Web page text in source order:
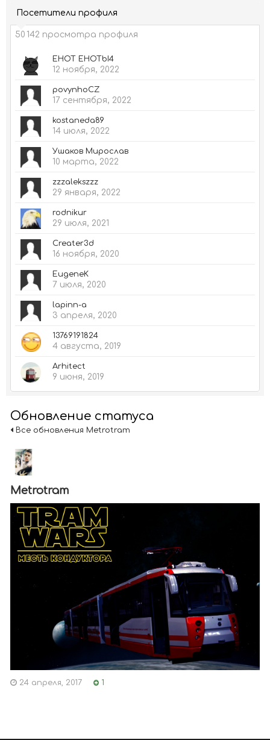
Посетители профиля
50 142 просмотра профиля
EHOT EHOTbI4
12 ноября, 2022
povynhoCZ
17 сентября, 2022
kostaneda89
14 июля, 2022
Ушаков Мирослав
10 марта, 2022
zzzalekszzz
29 января, 2022
rodnikur
29 июля, 2021
Creater3d
16 ноября, 2020
EugeneK
7 июля, 2020
lapinn-a
3 апреля, 2020
13769191824
4 августа, 2019
Arhitect
9 июня, 2019
Обновление статуса
Все обновления Metrotram
Metrotram
24 апреля, 2017 1